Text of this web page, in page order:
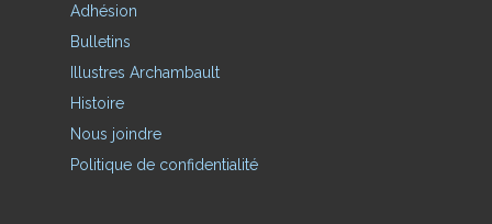
Adhésion
Bulletins
Illustres Archambault
Histoire
Nous joindre
Politique de confidentialité